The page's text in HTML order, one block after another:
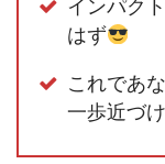
インパク
はず
これであ
一歩近づ